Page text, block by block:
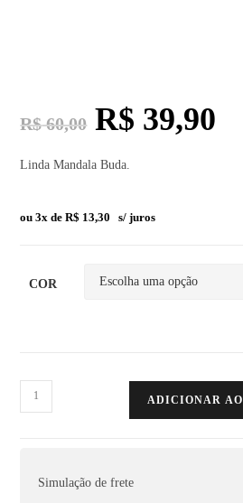
R$60,00 R$ 39,90
Linda Mandala Buda.
ou 3x deR$ 13,30 s/ juros
COR
ADICIONAR
Simulação de frete